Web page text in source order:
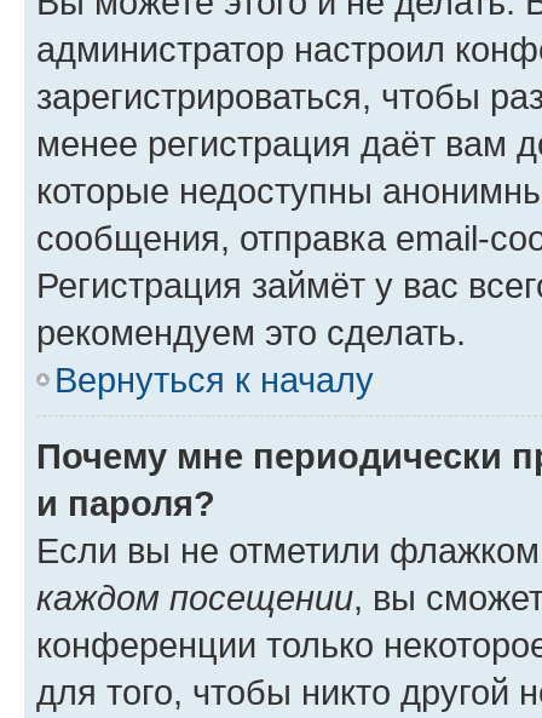
администратор настроил
зарегистрироваться, чтобы
менее регистрация даёт вам
которые недоступны
сообщения, отправка email-
Регистрация займёт у вас
рекомендуем это сделать.
Вернуться к началу
Почему мне периодически
и пароля?
Если вы не отметили
каждом посещении, вы
конференции только
для того, чтобы никто другой